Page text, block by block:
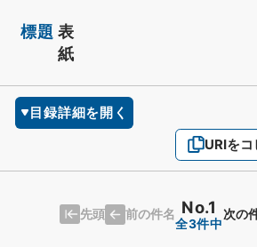
標題 表
紙
目録詳細を開く
URIをコ
先頭 前の件名 No.1
全3件中
次の